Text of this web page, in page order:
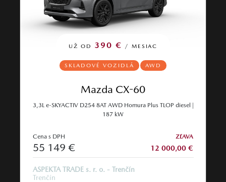
UŽ OD 390 € / MESIAC
SKLADOVÉ VOZIDLÁ AWD
Mazda CX-60
3,3L e-SKYACTIV D254 8AT AWD Homura Plus TLOP diesel |
187 kW
Cena s DPH
55 149 €
ZĽAVA
12 000,00 €
ASPEKTA TRADE s. r. o. - Trenčín
Trenčín